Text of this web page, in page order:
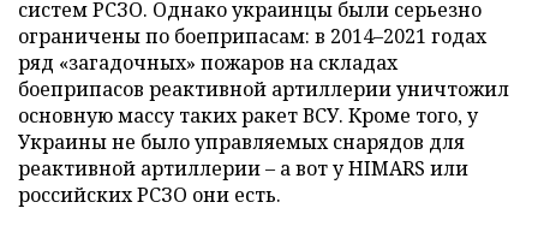
систем РСЗО. Однако украинцы были серьезно
ограничены по боеприпасам: в 2014–2021 годах
ряд «загадочных» пожаров на складах
боеприпасов реактивной артиллерии уничтожил
основную массу таких ракет ВСУ. Кроме того, у
Украины не было управляемых снарядов для
реактивной артиллерии – а вот у HIMARS или
российских РСЗО они есть.